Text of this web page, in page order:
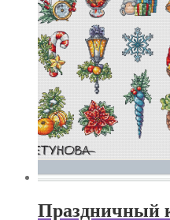
Праздничный